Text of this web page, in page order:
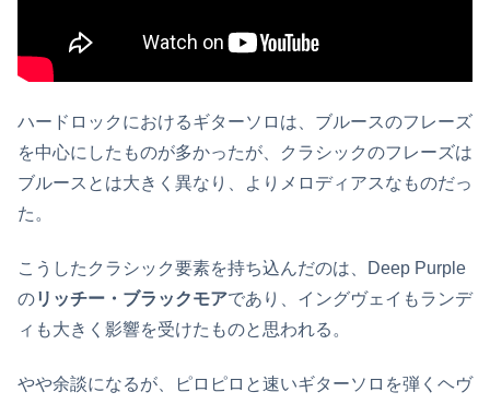
ハードロックにおけるギターソロは、ブルースのフレーズ
を中心にしたものが多かったが、クラシックのフレーズは
ブルースとは大きく異なり、よりメロディアスなものだっ
た。
こうしたクラシック要素を持ち込んだのは、Deep Purple
のリッチー・ブラックモアであり、イングヴェイもランデ
ィも大きく影響を受けたものと思われる。
やや余談になるが、ピロピロと速いギターソロを弾くヘヴ